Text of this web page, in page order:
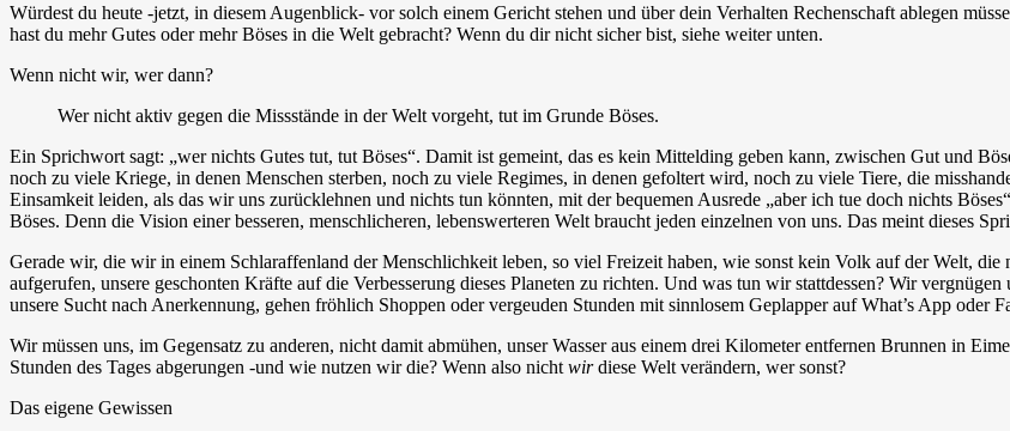
Würdest du heute -jetzt, in diesem Augenblick- vor solch einem Gericht stehen und über dein Verhalten Rechenschaft ablegen
hast du mehr Gutes oder mehr Böses in die Welt gebracht? Wenn du dir nicht sicher bist, siehe weiter unten.
Wenn nicht wir, wer dann?
Wer nicht aktiv gegen die Missstände in der Welt vorgeht, tut im Grunde Böses.
Ein Sprichwort sagt: „wer nichts Gutes tut, tut Böses“. Damit ist gemeint, das es kein Mittelding geben kann, zwischen Gut und
noch zu viele Kriege, in denen Menschen sterben, noch zu viele Regimes, in denen gefoltert wird, noch zu viele Tiere, die
Einsamkeit leiden, als das wir uns zurücklehnen und nichts tun könnten, mit der bequemen Ausrede „aber ich tue doch nichts
Böses. Denn die Vision einer besseren, menschlicheren, lebenswerteren Welt braucht jeden einzelnen von uns. Das meint dieses
Gerade wir, die wir in einem Schlaraffenland der Menschlichkeit leben, so viel Freizeit haben, wie sonst kein Volk auf der Welt,
aufgerufen, unsere geschonten Kräfte auf die Verbesserung dieses Planeten zu richten. Und was tun wir stattdessen? Wir
unsere Sucht nach Anerkennung, gehen fröhlich Shoppen oder vergeuden Stunden mit sinnlosem Geplapper auf What’s App oder
Wir müssen uns, im Gegensatz zu anderen, nicht damit abmühen, unser Wasser aus einem drei Kilometer entfernen Brunnen in
Stunden des Tages abgerungen -und wie nutzen wir die? Wenn also nicht wirdiese Welt verändern, wer sonst?
Das eigene Gewissen